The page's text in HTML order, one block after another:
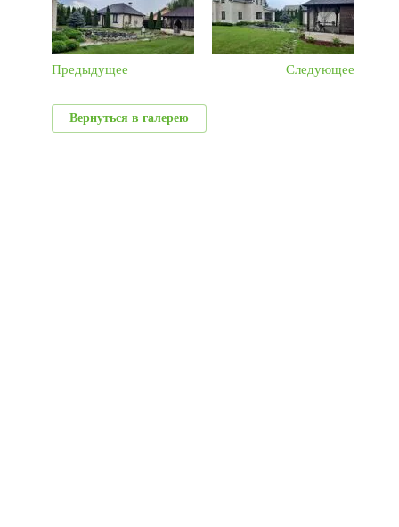
Предыдущее Следующее
Вернуться в галерею